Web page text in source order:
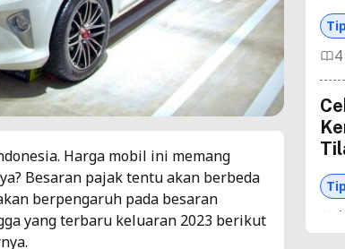
Harga mobil ini memang
Besaran pajak tentu akan berbeda
berpengaruh pada besaran
yang terbaru keluaran 2023 berikut